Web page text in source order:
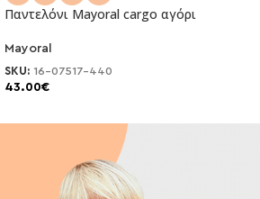
Παντελόνι Μayoral cargo αγόρι
Mayoral
SKU: 16-07517-440
43.00€